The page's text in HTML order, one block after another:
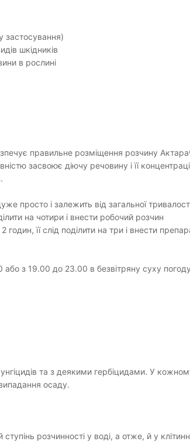
застосування)
шкідників
в рослині
правильне розміщення розчину
засвоює діючу речовину і її
просто і залежить від загальної
на чотири і внести робочий розчин
її слід поділити на три і внести
з 19.00 до 23.00 в безвітряну суху
та з деякими гербіцидами. У
осаду.
розчинності у воді, а отже, й у